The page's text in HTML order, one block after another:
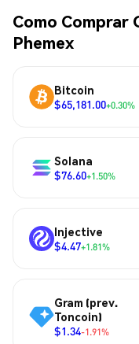
Como Comprar
Phemex
Bitcoin
$65,181.00+0.30%
Solana
$76.60+1.50%
Injective
$4.47+1.81%
Gram (prev.
Toncoin)
$1.34-1.91%